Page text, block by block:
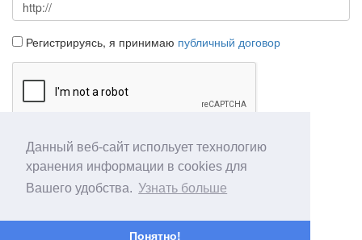
Данный веб-сайт испольует технологию
хранения информации в cookies для
Вашего удобства. Узнать больше
Понятно!
Регистрируясь, я принимаю публичный договор
Продолжить Отмена